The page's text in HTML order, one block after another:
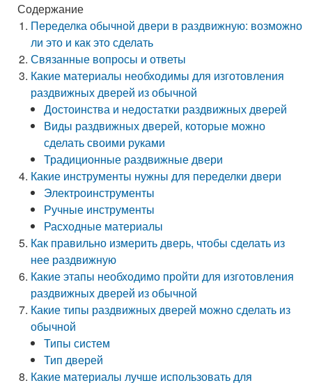
Содержание
Переделка обычной двери в раздвижную: возможно
ли это и как это сделать
Связанные вопросы и ответы
Какие материалы необходимы для изготовления
раздвижных дверей из обычной
Достоинства и недостатки раздвижных дверей
Виды раздвижных дверей, которые можно
сделать своими руками
Традиционные раздвижные двери
Какие инструменты нужны для переделки двери
Электроинструменты
Ручные инструменты
Расходные материалы
Как правильно измерить дверь, чтобы сделать из
нее раздвижную
Какие этапы необходимо пройти для изготовления
раздвижных дверей из обычной
Какие типы раздвижных дверей можно сделать из
обычной
Типы систем
Тип дверей
Какие материалы лучше использовать для